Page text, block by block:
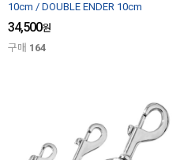
10cm / DOUBLE ENDER 10cm
34,500원
구매 164